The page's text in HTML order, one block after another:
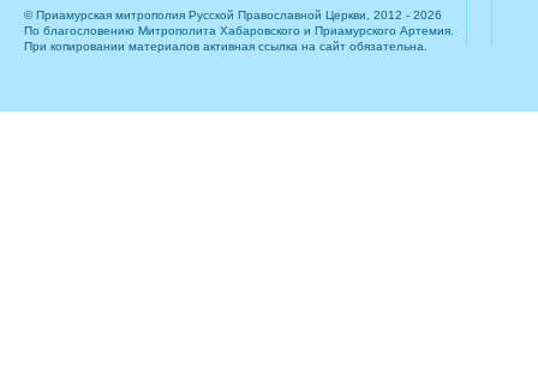
© Приамурская митрополия Русской Православной Церкви, 2012 - 2026
По благословению Митрополита Хабаровского и Приамурского Артемия.
При копировании материалов активная ссылка на сайт обязательна.